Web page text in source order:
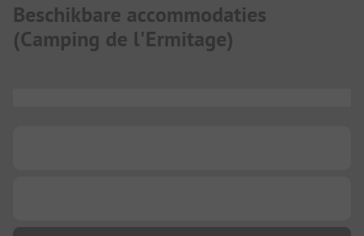
Beschikbare accommodaties
(Camping de l'Ermitage)